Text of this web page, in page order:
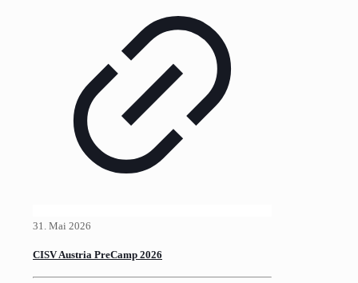
31. Mai 2026
CISV Austria PreCamp 2026